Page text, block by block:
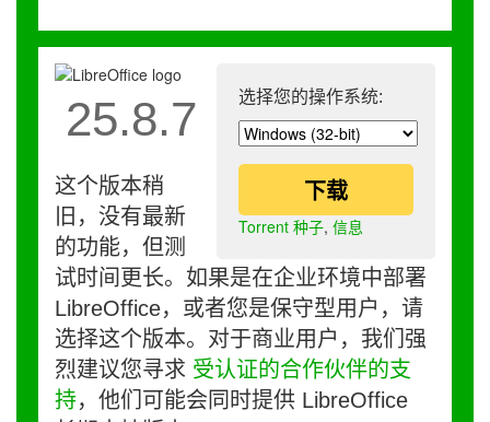
选择您的操作系统:
下载
Torrent 种子, 信息
25.8.7
这个版本稍
旧，没有最新
的功能，但测
试时间更长。如果是在企业环境中部署
LibreOffice，或者您是保守型用户，请
选择这个版本。对于商业用户，我们强
烈建议您寻求 受认证的合作伙伴的支
持，他们可能会同时提供 LibreOffice